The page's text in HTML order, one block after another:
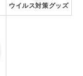
ウイルス対策グッズ